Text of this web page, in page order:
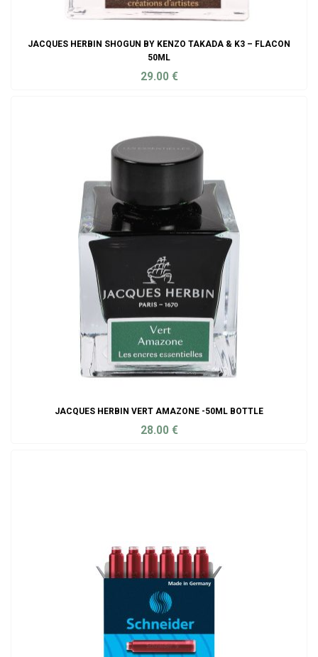
JACQUES HERBIN SHOGUN BY KENZO TAKADA & K3 – FLACON
50ML
29.00 €
JACQUES HERBIN VERT AMAZONE -50ML BOTTLE
28.00 €